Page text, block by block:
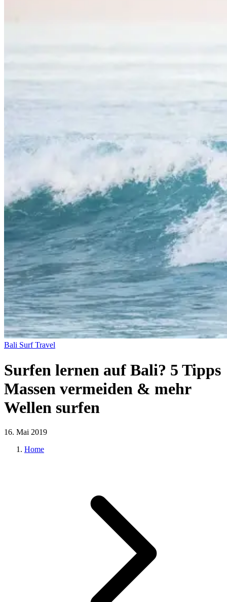
Bali Surf Travel
Surfen lernen auf Bali? 5 Tipps
Massen vermeiden & mehr
Wellen surfen
16. Mai 2019
Home